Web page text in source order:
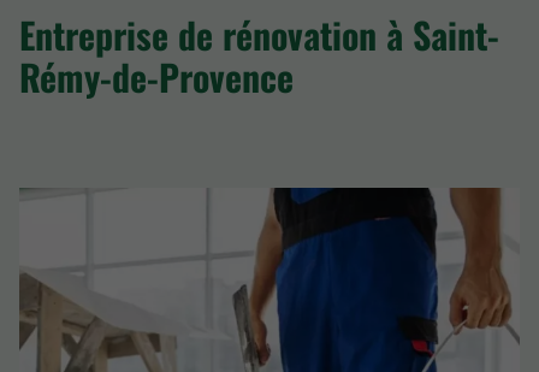
Entreprise de rénovation à Saint-
Rémy-de-Provence